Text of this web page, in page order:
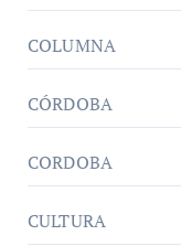
COLUMNA
CÓRDOBA
CORDOBA
CULTURA